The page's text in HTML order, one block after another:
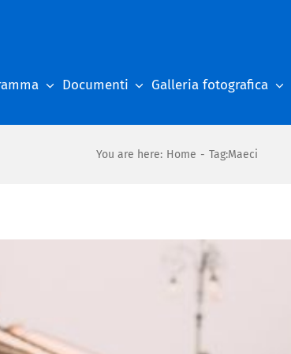
Documenti Galleria fotografica
You are here: Home - Tag:Maeci